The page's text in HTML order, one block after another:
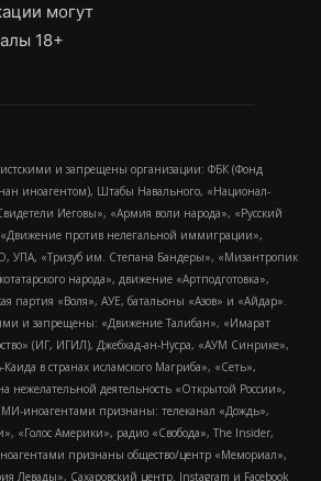
могут
18+
и запрещены организации: ФБК (Фонд
иноагентом), Штабы Навального, «Национал-
Иеговы», «Армия воли народа», «Русский
против нелегальной иммиграции»,
УПА, «Тризуб им. Степана Бандеры», «Мизантропик
народа», движение «Артподготовка»,
партия «Воля», АУЕ, батальоны «Азов» и «Айдар».
и запрещены: «Движение Талибан», «Имарат
(ИГ, ИГИЛ), Джебхад-ан-Нусра, «АУМ Синрике»,
в странах исламского Магриба», «Сеть»,
нежелательной деятельность «Открытой России»,
иноагентами признаны: телеканал «Дождь»,
«Голос Америки», радио «Свобода», The Insider,
признаны общество/центр «Мемориал»,
Левады», Сахаровский центр. Instagram и Facebook